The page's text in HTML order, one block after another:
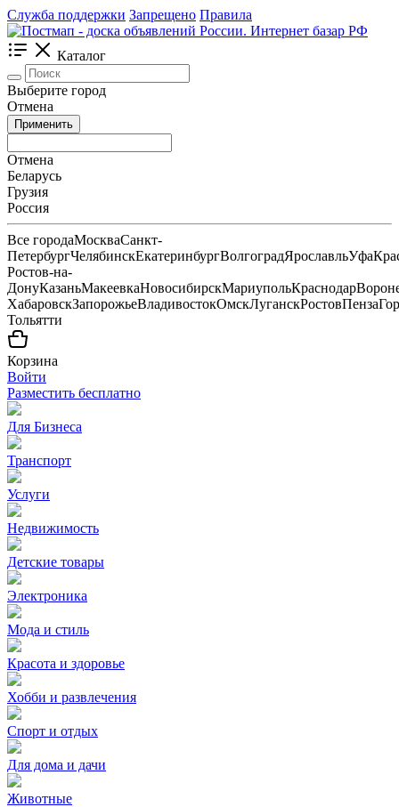
Служба поддержки Запрещено Правила
Каталог
Выберите город
Отмена
Применить
Отмена
Беларусь
Грузия
Россия
Все городаМоскваСанкт-
ПетербургЧелябинскЕкатеринбургВолгоградЯрославльУфа
Ростов-на-
ДонуКазаньМакеевкаНовосибирскМариупольКраснодар
ХабаровскЗапорожьеВладивостокОмскЛуганскРостовПенза
Тольятти
Корзина
Войти
Разместить бесплатно
Для Бизнеса
Транспорт
Услуги
Недвижимость
Детские товары
Электроника
Мода и стиль
Красота и здоровье
Хобби и развлечения
Спорт и отдых
Для дома и дачи
Животные